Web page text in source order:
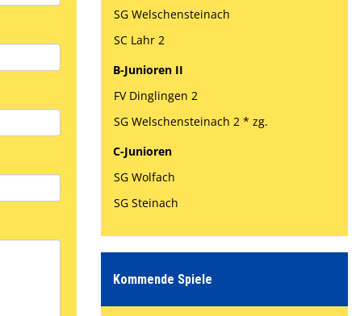
SG Welschensteinach
SC Lahr 2
B-Junioren II
FV Dinglingen 2
SG Welschensteinach 2 * zg.
C-Junioren
SG Wolfach
SG Steinach
Kommende Spiele